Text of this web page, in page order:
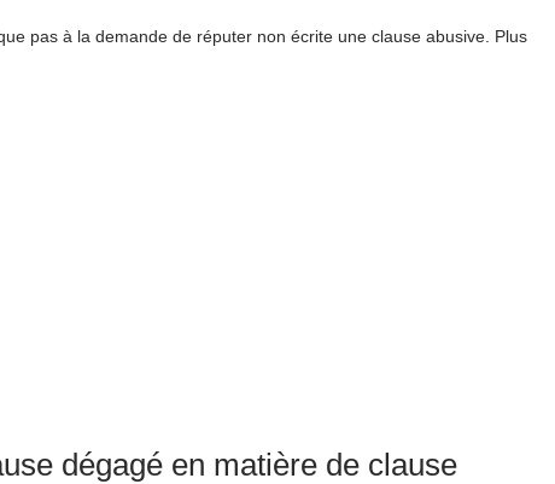
pas à la demande de réputer non écrite une clause abusive. Plus
dégagé en matière de clause